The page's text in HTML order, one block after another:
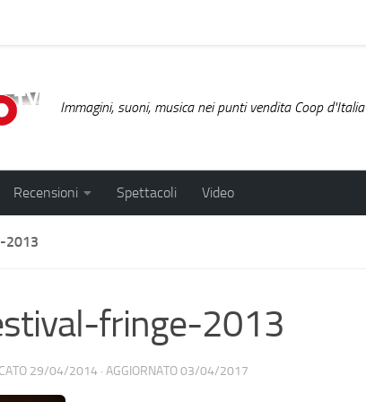
Immagini, suoni, musica nei punti vendita Coop d'Italia
Recensioni Spettacoli Video
2013
fringe-2013
29/04/2014 · AGGIORNATO03/04/2017